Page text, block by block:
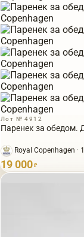
Лот № 4912
Паренек за обедом.
Royal Copenhagen ·
19 000 ₽